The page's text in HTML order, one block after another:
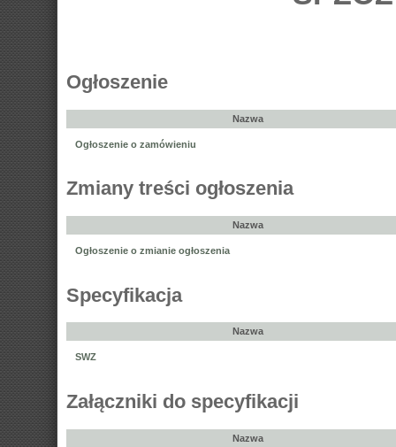
Ogłoszenie
Nazwa
Ogłoszenie o zamówieniu
Zmiany treści ogłoszenia
Nazwa
Ogłoszenie o zmianie ogłoszenia
Specyfikacja
Nazwa
SWZ
Załączniki do specyfikacji
Nazwa